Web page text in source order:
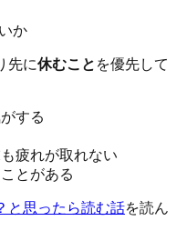
か
先に休むこと を優先して
する
疲れが取れない
とがある
と思ったら読む話を読ん